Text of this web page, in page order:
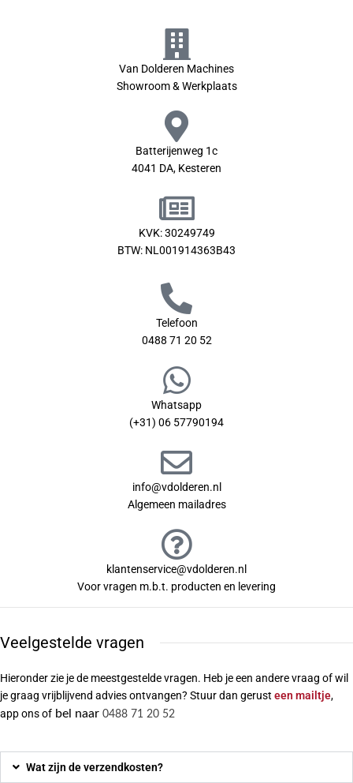
Van Dolderen Machines
Showroom & Werkplaats
Batterijenweg 1c
4041 DA, Kesteren
KVK: 30249749
BTW: NL001914363B43
Telefoon
0488 71 20 52
Whatsapp
(+31) 06 57790194
info@vdolderen.nl
Algemeen mailadres
klantenservice@vdolderen.nl
Voor vragen m.b.t. producten en levering
Veelgestelde vragen
Hieronder zie je de meestgestelde vragen. Heb je een andere vraag of wil
je graag vrijblijvend advies ontvangen? Stuur dan gerust een mailtje,
app ons of bel naar 0488 71 20 52
Wat zijn de verzendkosten?